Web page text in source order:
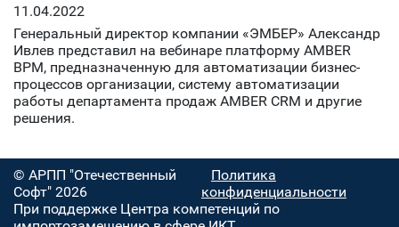
11.04.2022
Генеральный директор компании «ЭМБЕР» Александр
Ивлев представил на вебинаре платформу AMBER
BPM, предназначенную для автоматизации бизнес-
процессов организации, систему автоматизации
работы департамента продаж AMBER CRM и другие
решения.
© АРПП "Отечественный
Софт" 2026
Политика
конфиденциальности
При поддержке Центра компетенций по